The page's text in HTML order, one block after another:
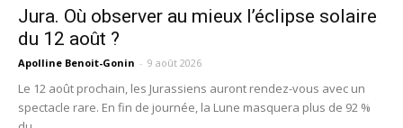
Jura. Où observer au mieux l’éclipse solaire
du 12 août ?
Apolline Benoit-Gonin - 9 août 2026
Le 12 août prochain, les Jurassiens auront rendez-vous avec un
spectacle rare. En fin de journée, la Lune masquera plus de 92 %